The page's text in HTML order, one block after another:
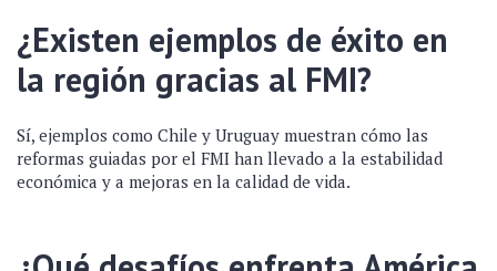
¿Existen ejemplos de éxito en
la región gracias al FMI?
Sí, ejemplos como Chile y Uruguay muestran cómo las
reformas guiadas por el FMI han llevado a la estabilidad
económica y a mejoras en la calidad de vida.